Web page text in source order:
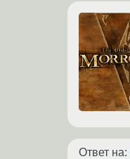
Ответ на: